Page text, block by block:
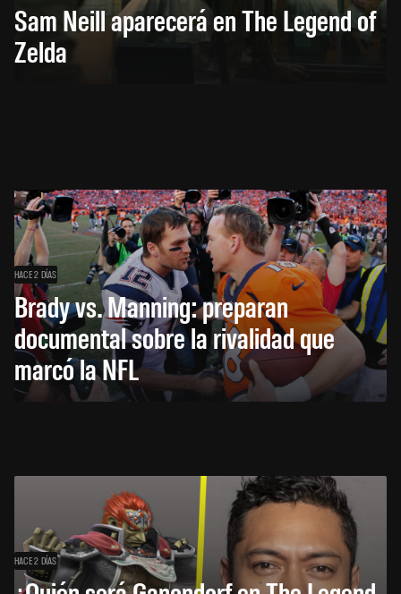
Sam Neill aparecerá en The Legend of
Zelda
HACE 2 DÍAS
Brady vs. Manning: preparan
documental sobre la rivalidad que
marcó la NFL
HACE 2 DÍAS